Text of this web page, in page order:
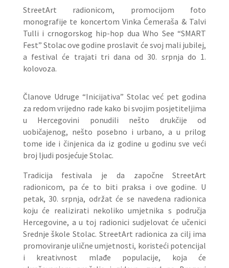
StreetArt radionicom, promocijom foto
monografije te koncertom Vinka Ćemeraša & Talvi
Tulli i crnogorskog hip-hop dua Who See “SMART
Fest” Stolac ove godine proslavit će svoj mali jubilej,
a festival će trajati tri dana od 30. srpnja do 1.
kolovoza.
Članove Udruge “Inicijativa” Stolac već pet godina
za redom vrijedno rade kako bi svojim posjetiteljima
u Hercegovini ponudili nešto drukčije od
uobičajenog, nešto posebno i urbano, a u prilog
tome ide i činjenica da iz godine u godinu sve veći
broj ljudi posjećuje Stolac.
Tradicija festivala je da započne StreetArt
radionicom, pa će to biti praksa i ove godine. U
petak, 30. srpnja, održat će se navedena radionica
koju će realizirati nekoliko umjetnika s područja
Hercegovine, a u toj radionici sudjelovat će učenici
Srednje škole Stolac. StreetArt radionica za cilj ima
promoviranje ulične umjetnosti, koristeći potencijal
i kreativnost mlađe populacije, koja će